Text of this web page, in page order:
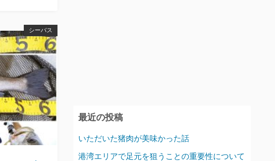
シーバス
最近の投稿
いただいた猪肉が美味かった話
港湾エリアで足元を狙うことの重要性について